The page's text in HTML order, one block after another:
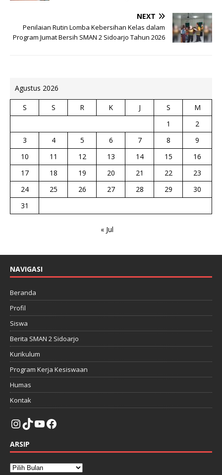
NEXT
Penilaian Rutin Lomba Kebersihan Kelas dalam
Program Jumat Bersih SMAN 2 Sidoarjo Tahun 2026
Agustus 2026
S S R K J S
M
1
2
3
4 5 6 7 8
9
10
11 12 13 14 15
16
17
18 19 20 21 22
23
24
25 26 27 28 29
30
31
« Jul
NAVIGASI
Beranda
Profil
Siswa
Berita SMAN 2 Sidoarjo
Kurikulum
Program Kerja Kesiswaan
Humas
Kontak
ARSIP